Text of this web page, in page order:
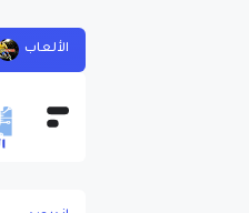
الألعاب